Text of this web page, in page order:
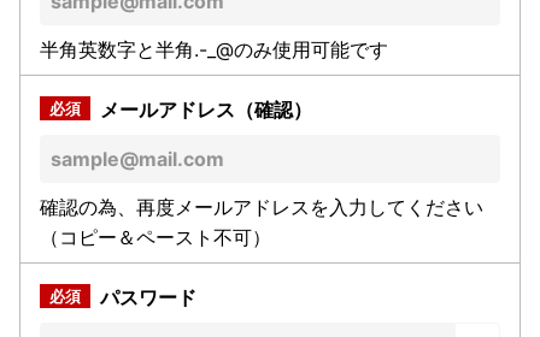
半角英数字と半角.-_@のみ使用可能です
メールアドレス（確認）
確認の為、再度メールアドレスを入力してください
（コピー＆ペースト不可）
パスワード